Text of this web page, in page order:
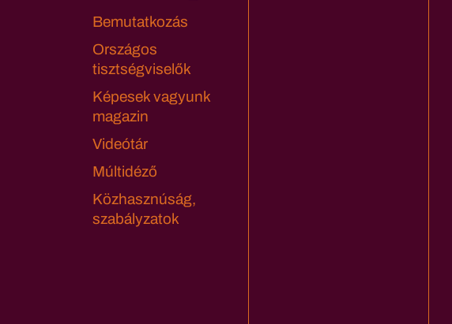
Bemutatkozás
Országos
tisztségviselők
Képesek vagyunk
magazin
Videótár
Múltidéző
Közhasznúság,
szabályzatok